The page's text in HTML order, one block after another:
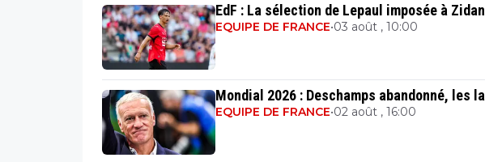
EdF : La sélection de Lepaul imposée à
EQUIPE DE FRANCE•03 août , 10:00
Mondial 2026 : Deschamps abandonné, les
EQUIPE DE FRANCE•02 août , 16:00